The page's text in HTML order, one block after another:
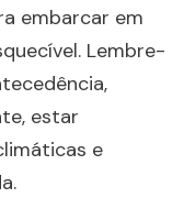
embarcar em
Lembre-
estar
e